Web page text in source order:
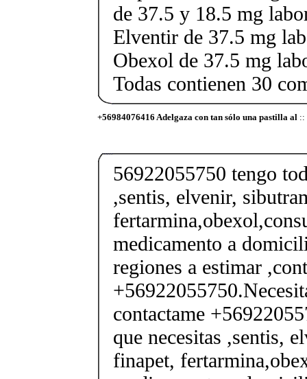
de 37.5 y 18.5 mg
Elventir de 37.5 mg
Obexol de 37.5 mg
Todas contienen 30
+56984076416 Adelgaza con tan sólo una pastilla al ::
56922055750 tengo
,sentis, elvenir,
medicamento a
regiones a estimar
contactame
que necesitas ,sentis,
finapet,